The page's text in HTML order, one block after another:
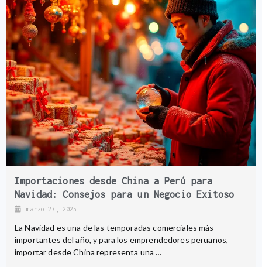
Importaciones desde China a Perú para
Navidad: Consejos para un Negocio Exitoso
marzo 27, 2025
La Navidad es una de las temporadas comerciales más
importantes del año, y para los emprendedores peruanos,
importar desde China representa una …